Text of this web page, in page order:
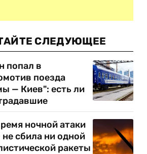
СЛЕДУЮЩЕЕ
попал в
поезда
— Киев": есть ли
ночной атаки
сбила ни одной
ракеты